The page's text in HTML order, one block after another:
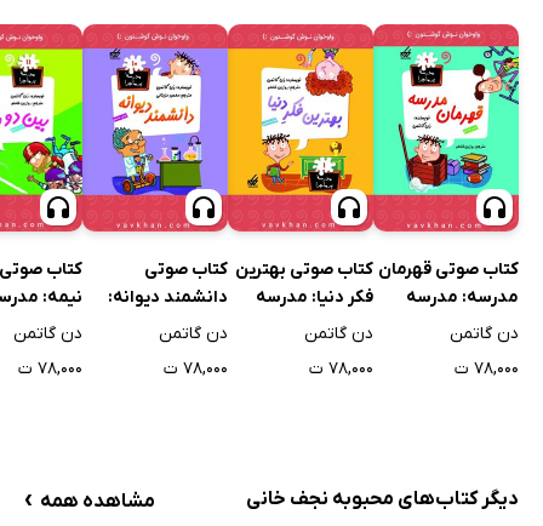
کتاب صوتی قهرمان
مدرسه: مدرسه
پرماجرا 9
دن گاتمن
۷۸,۰۰۰ ت
کتاب صوتی بهترین
فکر دنیا: مدرسه
پرماجرا 1
دن گاتمن
۷۸,۰۰۰ ت
کتاب صوتی
دانشمند دیوانه:
مدرسه پرماجرا 10
دن گاتمن
۷۸,۰۰۰ ت
کتاب
نیمه:
پرماجرا 11
دن گاتمن
۷۸,۰۰۰ ت
دیگر کتاب‌های محبوبه نجف خانی مشاهده همه ›